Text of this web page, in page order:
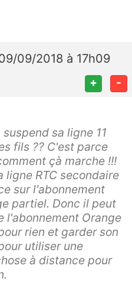
09/2018 à 17h09
+ -
sa ligne 11
fils ?? C'est parce
çà marche !!!
ligne RTC secondaire
sur l'abonnement
partiel. Donc il peut
l'abonnement Orange
rien et garder son
utiliser une
à distance pour